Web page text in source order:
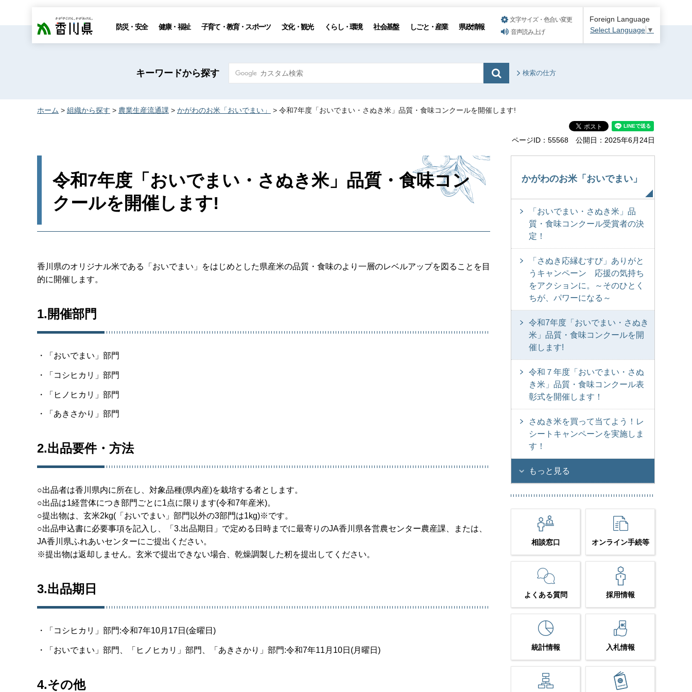
香川県 防災・安全 健康・福祉 子育て・教育・スポーツ 文化・観光 くらし・環境 社会基盤 しごと・産業 県政情報
文字サイズ・色合い変更
音声読み上げ
Foreign Language
Select Language ▼
キーワードから探す 検索の仕方
ホーム > 組織から探す > 農業生産流通課 > かがわのお米「おいでまい」 > 令和7年度「おいでまい・さぬき米」品質・食味コンクールを開催します!
ページID：55568 公開日：2025年6月24日
令和7年度「おいでまい・さぬき米」品質・食味コン
クールを開催します!
香川県のオリジナル米である「おいでまい」をはじめとした県産米の品質・食味のより一層のレベルアップを図ることを目
的に開催します。
1.開催部門
・「おいでまい」部門
・「コシヒカリ」部門
・「ヒノヒカリ」部門
・「あきさかり」部門
2.出品要件・方法
○出品者は香川県内に所在し、対象品種(県内産)を栽培する者とします。
○出品は1経営体につき部門ごとに1点に限ります(令和7年産米)。
○提出物は、玄米2kg(「おいでまい」部門以外の3部門は1kg)※です。
○出品申込書に必要事項を記入し、「3.出品期日」で定める日時までに最寄りのJA香川県各営農センター農産課、または、
JA香川県ふれあいセンターにご提出ください。
※提出物は返却しません。玄米で提出できない場合、乾燥調製した籾を提出してください。
3.出品期日
・「コシヒカリ」部門:令和7年10月17日(金曜日)
・「おいでまい」部門、「ヒノヒカリ」部門、「あきさかり」部門:令和7年11月10日(月曜日)
4.その他
かがわのお米「おいでまい」
「おいでまい・さぬき米」品
質・食味コンクール受賞者の決
定！
「さぬき応縁むすび」ありがと
うキャンペーン 応援の気持ち
をアクションに。～そのひとく
ちが、パワーになる～
令和7年度「おいでまい・さぬき
米」品質・食味コンクールを開
催します!
令和７年度「おいでまい・さぬ
き米」品質・食味コンクール表
彰式を開催します！
さぬき米を買って当てよう！レ
シートキャンペーンを実施しま
す！
もっと見る
相談窓口 オンライン手続等
よくある質問 採用情報
統計情報 入札情報